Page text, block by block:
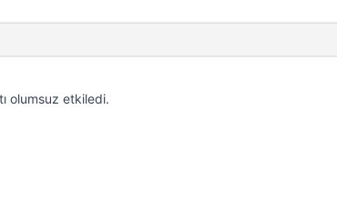
olumsuz etkiledi.